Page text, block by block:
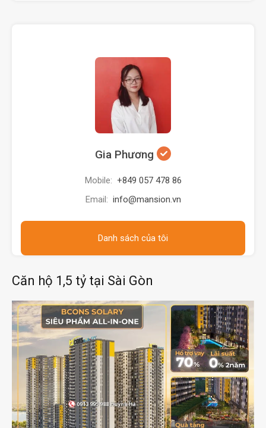
Gia Phương
Mobile: +849 057 478 86
Email: info@mansion.vn
Danh sách của tôi
Căn hộ 1,5 tỷ tại Sài Gòn